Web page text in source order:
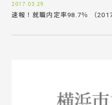
2017.03.29
速報！就職内定率98.7％ （